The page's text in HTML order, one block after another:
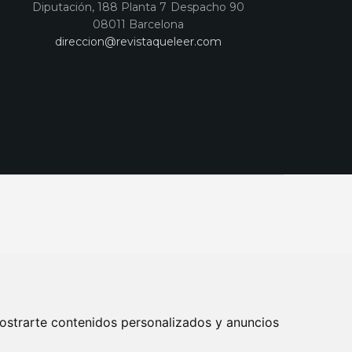
contenidos personalizados y anuncios
Diputación, 188 Planta 7 Despacho 90
08011 Barcelona
direccion@revistaqueleer.com